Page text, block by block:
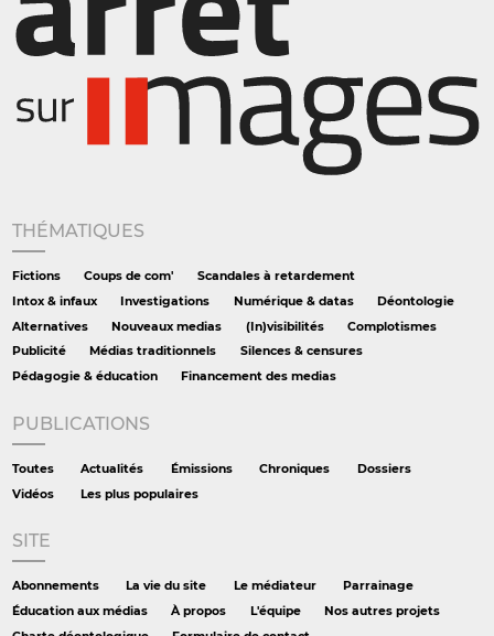
THÉMATIQUES
Fictions Coups de com'
Scandales à retardement
Intox & infaux
Investigations Numérique & datas
Déontologie
Alternatives
Nouveaux medias (In)visibilités
Complotismes
Publicité
Médias traditionnels
Silences & censures
Pédagogie & éducation
Financement des medias
PUBLICATIONS
Toutes Actualités Émissions Chroniques
Dossiers
Vidéos
Les plus populaires
SITE
Abonnements La vie du site Le médiateur
Parrainage
Éducation aux médias
À propos L'équipe
Nos autres projets